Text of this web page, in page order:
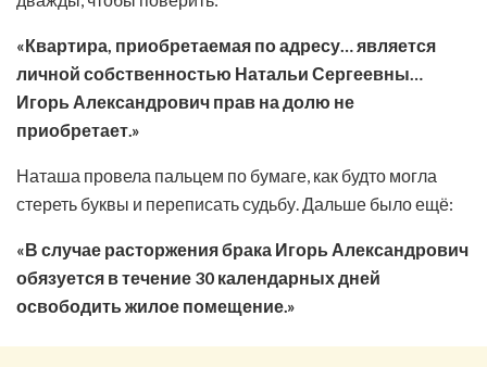
«Квартира, приобретаемая по адресу… является
личной собственностью Натальи Сергеевны…
Игорь Александрович прав на долю не
приобретает.»
Наташа провела пальцем по бумаге, как будто могла
стереть буквы и переписать судьбу. Дальше было ещё:
«В случае расторжения брака Игорь Александрович
обязуется в течение 30 календарных дней
освободить жилое помещение.»